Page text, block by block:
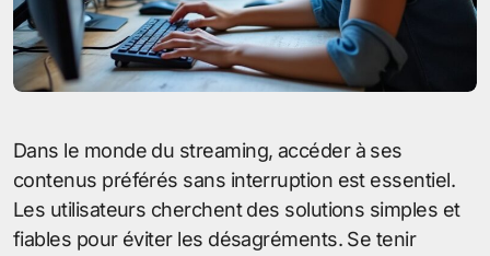
Dans le monde du streaming, accéder à ses
contenus préférés sans interruption est essentiel.
Les utilisateurs cherchent des solutions simples et
fiables pour éviter les désagréments. Se tenir